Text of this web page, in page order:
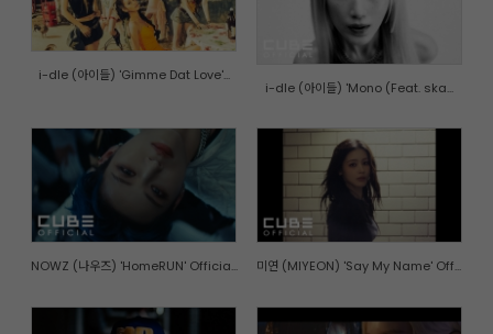
i-dle (아이들) 'Gimme Dat Love'...
i-dle (아이들) 'Mono (Feat. ska...
NOWZ (나우즈) 'HomeRUN' Officia... 미연 (MIYEON) 'Say My Name' Off...